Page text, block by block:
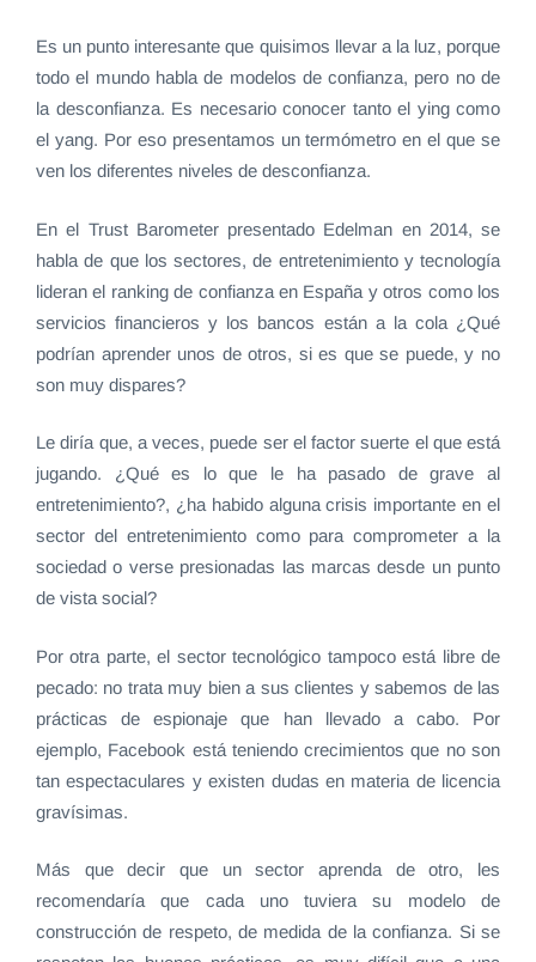
Es un punto interesante que quisimos llevar a la luz, porque
todo el mundo habla de modelos de confianza, pero no de
la desconfianza. Es necesario conocer tanto el ying como
el yang. Por eso presentamos un termómetro en el que se
ven los diferentes niveles de desconfianza.
En el Trust Barometer presentado Edelman en 2014, se
habla de que los sectores, de entretenimiento y tecnología
lideran el ranking de confianza en España y otros como los
servicios financieros y los bancos están a la cola ¿Qué
podrían aprender unos de otros, si es que se puede, y no
son muy dispares?
Le diría que, a veces, puede ser el factor suerte el que está
jugando. ¿Qué es lo que le ha pasado de grave al
entretenimiento?, ¿ha habido alguna crisis importante en el
sector del entretenimiento como para comprometer a la
sociedad o verse presionadas las marcas desde un punto
de vista social?
Por otra parte, el sector tecnológico tampoco está libre de
pecado: no trata muy bien a sus clientes y sabemos de las
prácticas de espionaje que han llevado a cabo. Por
ejemplo, Facebook está teniendo crecimientos que no son
tan espectaculares y existen dudas en materia de licencia
gravísimas.
Más que decir que un sector aprenda de otro, les
recomendaría que cada uno tuviera su modelo de
construcción de respeto, de medida de la confianza. Si se